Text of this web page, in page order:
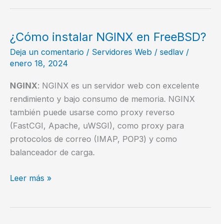
de
tu
Computadora
FreeBSD
¿Cómo instalar NGINX en FreeBSD?
Deja un comentario / Servidores Web / sedlav /
enero 18, 2024
NGINX: NGINX es un servidor web con excelente
rendimiento y bajo consumo de memoria. NGINX
también puede usarse como proxy reverso
(FastCGI, Apache, uWSGI), como proxy para
protocolos de correo (IMAP, POP3) y como
balanceador de carga.
¿Cómo
Leer más »